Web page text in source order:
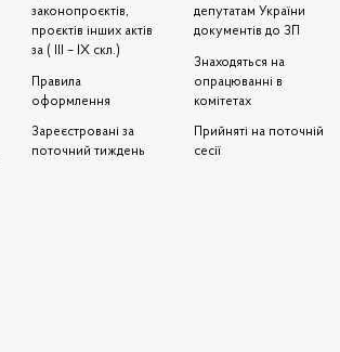
законопроєктів,
проєктів інших актів
за ( III – IX скл.)
Правила
оформлення
Зареєстровані за
поточний тиждень
депутатам України
документів до ЗП
Знаходяться на
опрацюванні в
комітетах
Прийняті на поточній
сесії